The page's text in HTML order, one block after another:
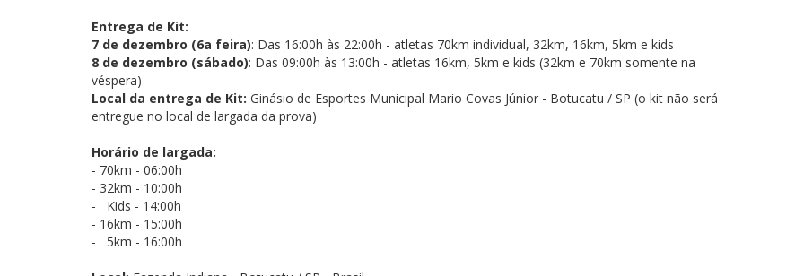
Entrega de Kit:
7 de dezembro (6a feira): Das 16:00h às 22:00h - atletas 70km individual, 32km, 16km, 5km e kids
8 de dezembro (sábado): Das 09:00h às 13:00h - atletas 16km, 5km e kids (32km e 70km somente na
véspera)
Local da entrega de Kit: Ginásio de Esportes Municipal Mario Covas Júnior - Botucatu / SP (o kit não será
entregue no local de largada da prova)
Horário de largada:
- 70km - 06:00h
- 32km - 10:00h
- Kids - 14:00h
- 16km - 15:00h
- 5km - 16:00h